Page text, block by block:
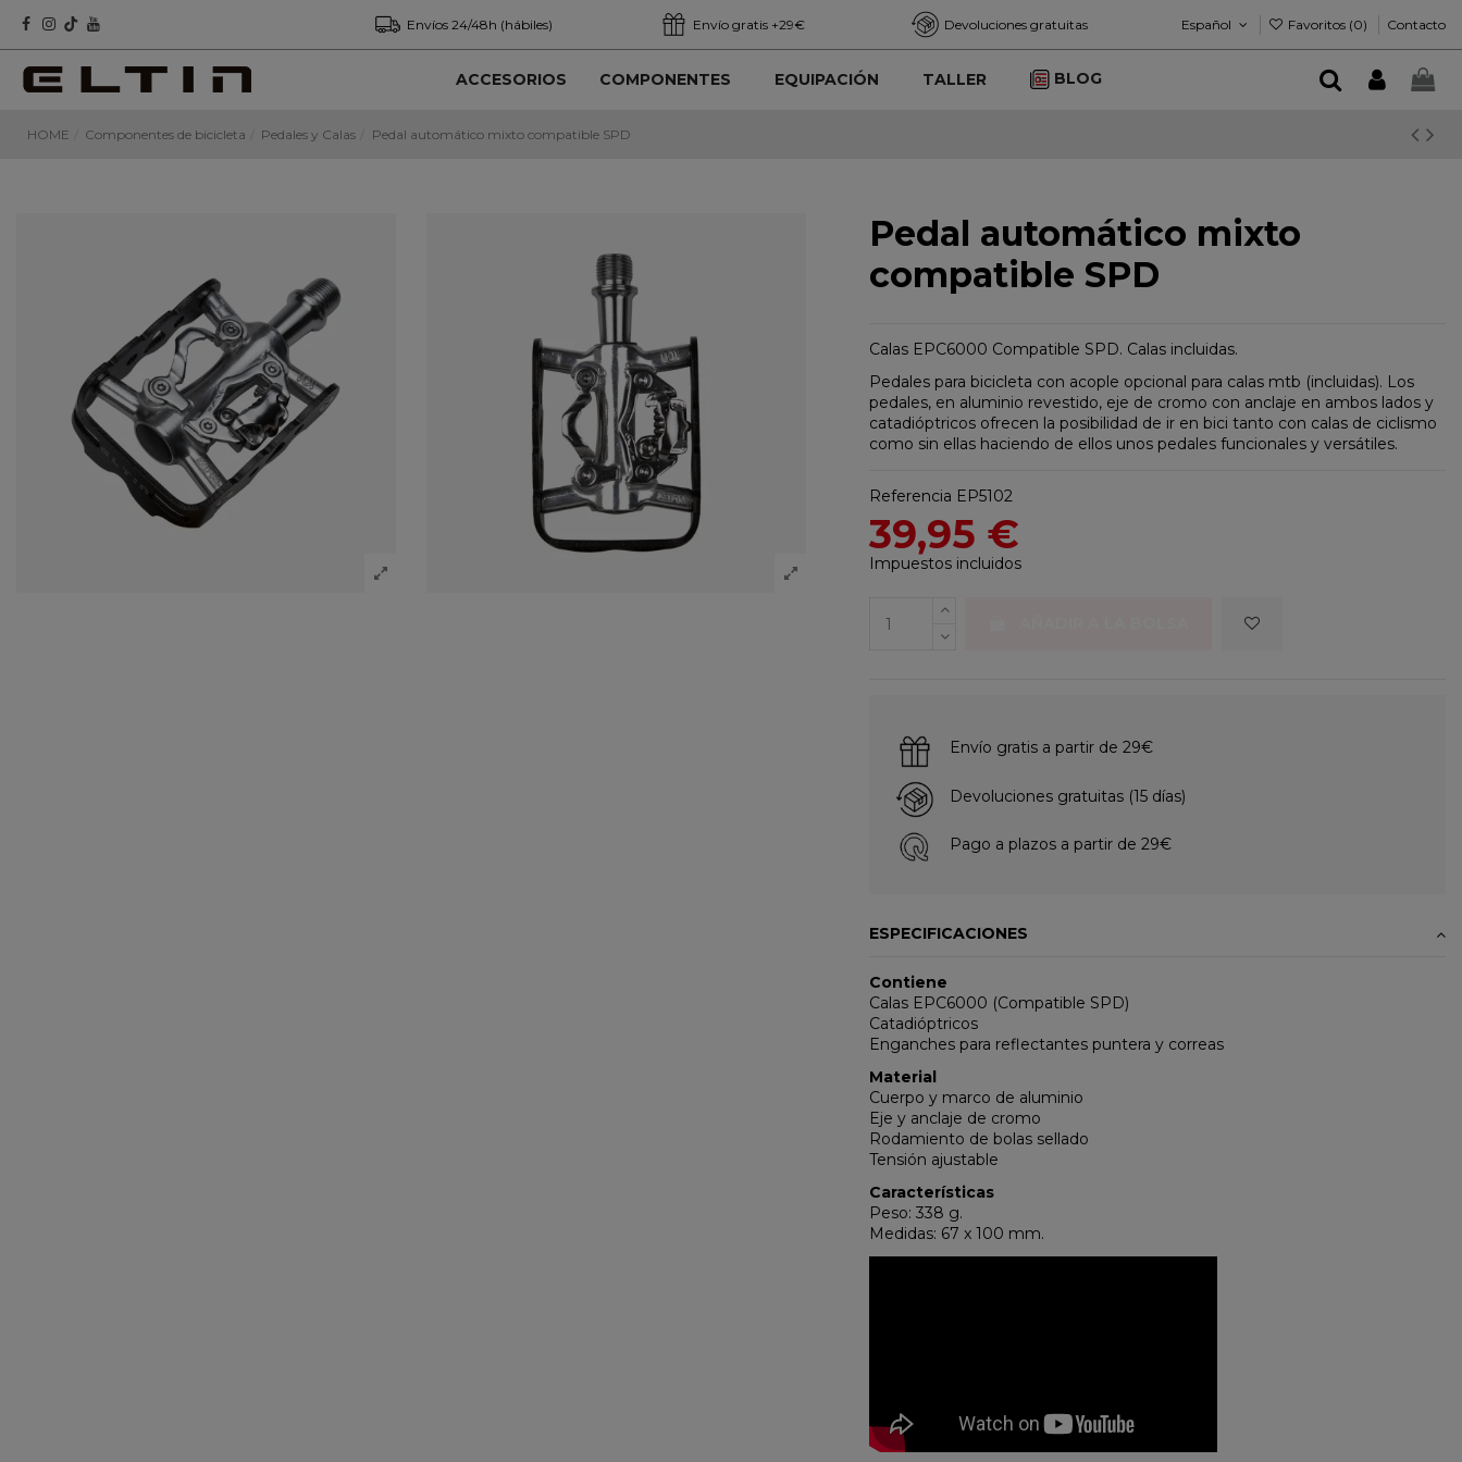
Envíos 24/48h (hábiles) Envío gratis +29€ Devoluciones gratuitas Español Favoritos (0) Contacto
ACCESORIOS COMPONENTES EQUIPACIÓN TALLER BLOG
HOME Componentes de bicicleta Pedales y Calas Pedal automático mixto compatible SPD
Pedal automático mixto
compatible SPD
Calas EPC6000 Compatible SPD. Calas incluidas.
Pedales para bicicleta con acople opcional para calas mtb (incluidas). Los
pedales, en aluminio revestido, eje de cromo con anclaje en ambos lados y
catadióptricos ofrecen la posibilidad de ir en bici tanto con calas de ciclismo
como sin ellas haciendo de ellos unos pedales funcionales y versátiles.
Referencia EP5102
39,95 €
Impuestos incluidos
Envío gratis a partir de 29€
Devoluciones gratuitas (15 días)
Pago a plazos a partir de 29€
ESPECIFICACIONES
Contiene
Calas EPC6000 (Compatible SPD)
Catadióptricos
Enganches para reflectantes puntera y correas
Material
Cuerpo y marco de aluminio
Eje y anclaje de cromo
Rodamiento de bolas sellado
Tensión ajustable
Características
Peso: 338 g.
Medidas: 67 x 100 mm.